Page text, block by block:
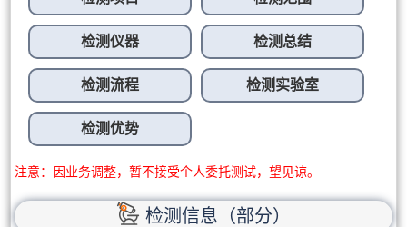
检测仪器 检测总结
检测流程 检测实验室
检测优势
注意：因业务调整，暂不接受个人委托测试，望见谅。
检测信息（部分）